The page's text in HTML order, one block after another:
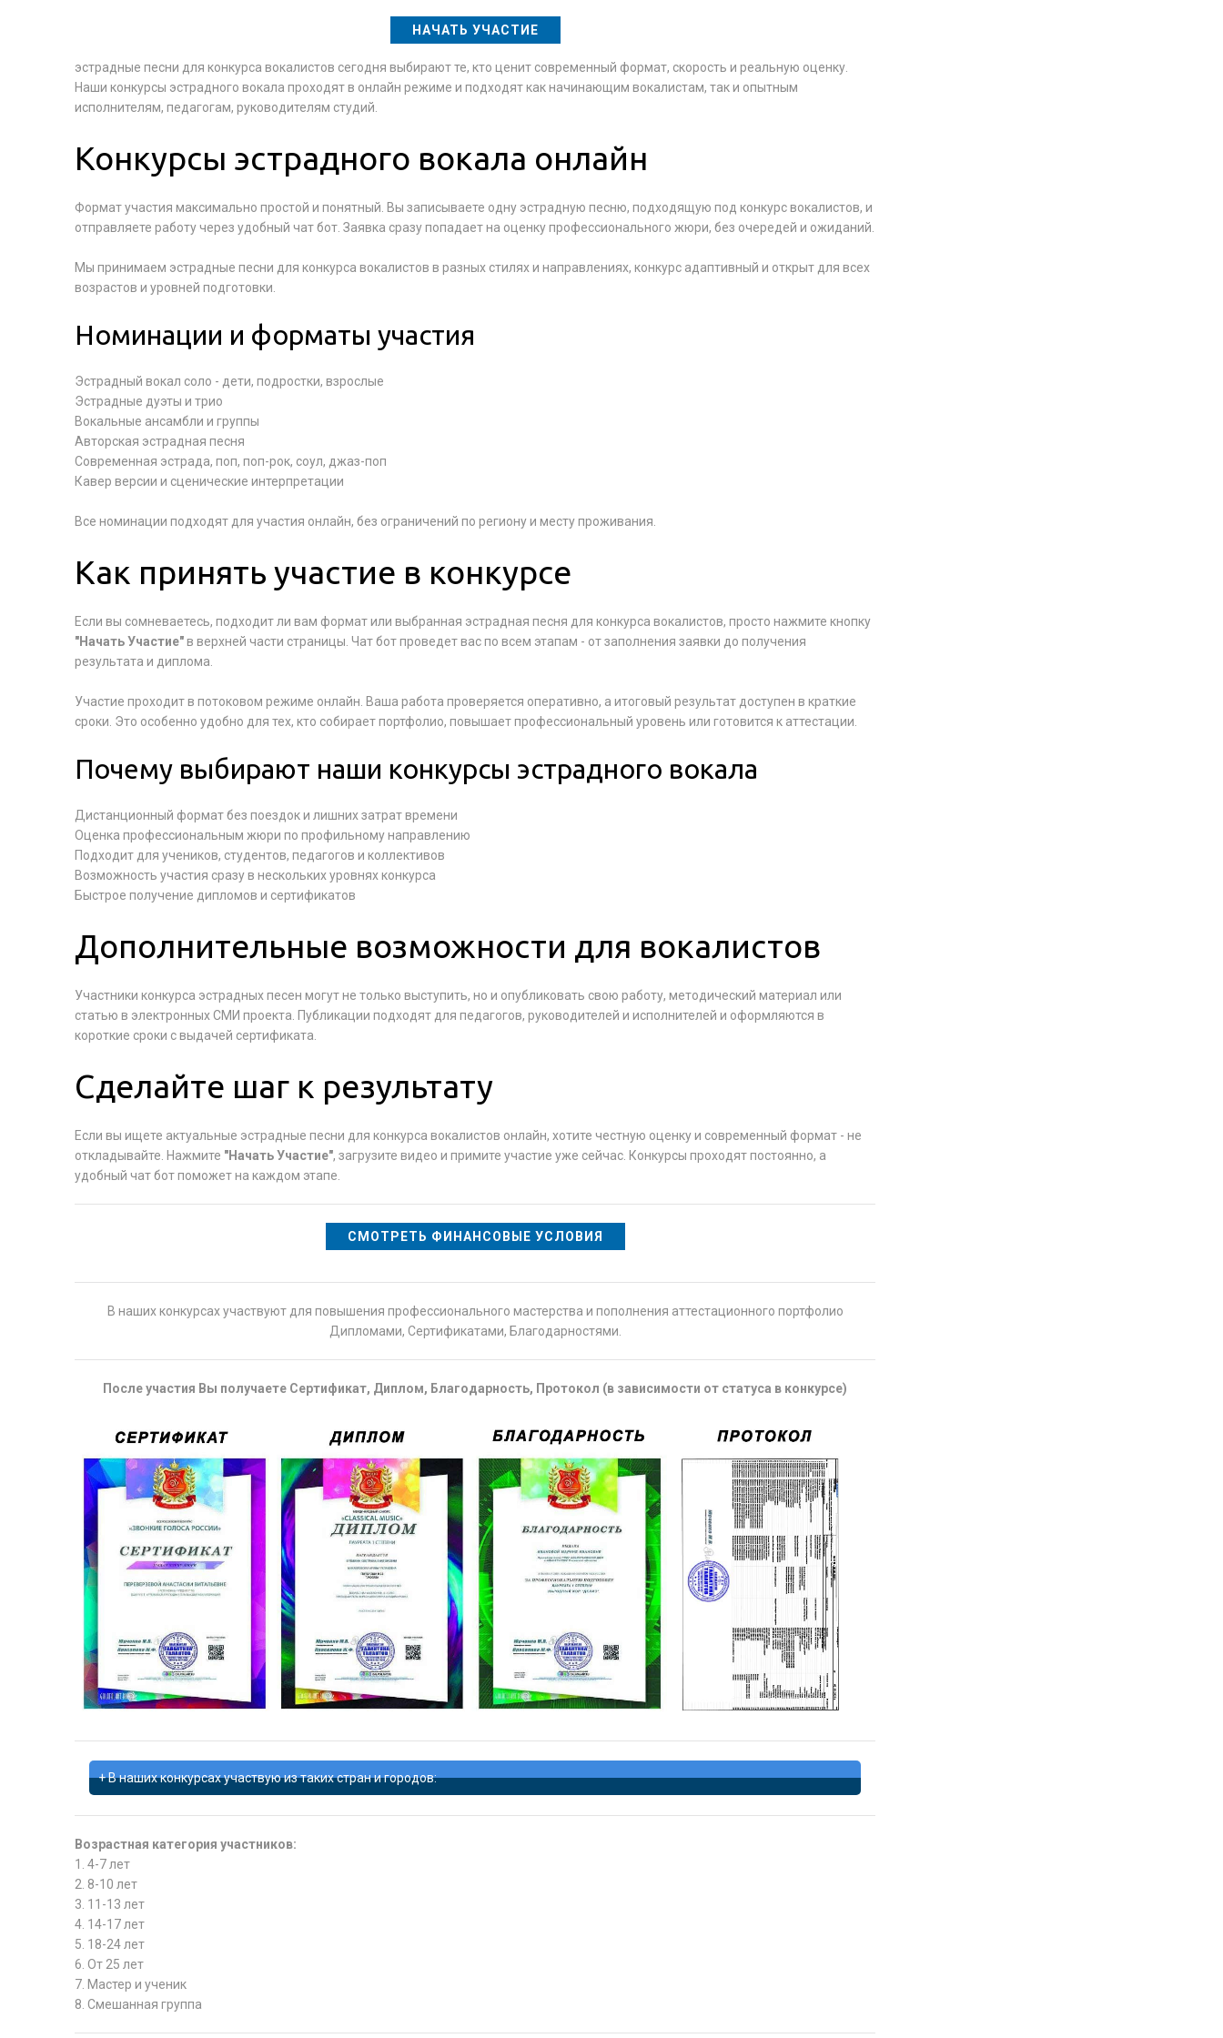
НАЧАТЬ УЧАСТИЕ
эстрадные песни для конкурса вокалистов сегодня выбирают те, кто ценит современный формат, скорость и реальную оценку.
Наши конкурсы эстрадного вокала проходят в онлайн режиме и подходят как начинающим вокалистам, так и опытным
исполнителям, педагогам, руководителям студий.
Конкурсы эстрадного вокала онлайн
Формат участия максимально простой и понятный. Вы записываете одну эстрадную песню, подходящую под конкурс вокалистов, и
отправляете работу через удобный чат бот. Заявка сразу попадает на оценку профессионального жюри, без очередей и ожиданий.
Мы принимаем эстрадные песни для конкурса вокалистов в разных стилях и направлениях, конкурс адаптивный и открыт для всех
возрастов и уровней подготовки.
Номинации и форматы участия
Эстрадный вокал соло - дети, подростки, взрослые
Эстрадные дуэты и трио
Вокальные ансамбли и группы
Авторская эстрадная песня
Современная эстрада, поп, поп-рок, соул, джаз-поп
Кавер версии и сценические интерпретации
Все номинации подходят для участия онлайн, без ограничений по региону и месту проживания.
Как принять участие в конкурсе
Если вы сомневаетесь, подходит ли вам формат или выбранная эстрадная песня для конкурса вокалистов, просто нажмите кнопку
"Начать Участие"в верхней части страницы. Чат бот проведет вас по всем этапам - от заполнения заявки до получения
результата и диплома.
Участие проходит в потоковом режиме онлайн. Ваша работа проверяется оперативно, а итоговый результат доступен в краткие
сроки. Это особенно удобно для тех, кто собирает портфолио, повышает профессиональный уровень или готовится к аттестации.
Почему выбирают наши конкурсы эстрадного вокала
Дистанционный формат без поездок и лишних затрат времени
Оценка профессиональным жюри по профильному направлению
Подходит для учеников, студентов, педагогов и коллективов
Возможность участия сразу в нескольких уровнях конкурса
Быстрое получение дипломов и сертификатов
Дополнительные возможности для вокалистов
Участники конкурса эстрадных песен могут не только выступить, но и опубликовать свою работу, методический материал или
статью в электронных СМИ проекта. Публикации подходят для педагогов, руководителей и исполнителей и оформляются в
короткие сроки с выдачей сертификата.
Сделайте шаг к результату
Если вы ищете актуальные эстрадные песни для конкурса вокалистов онлайн, хотите честную оценку и современный формат - не
откладывайте. Нажмите "Начать Участие", загрузите видео и примите участие уже сейчас. Конкурсы проходят постоянно, а
удобный чат бот поможет на каждом этапе.
СМОТРЕТЬ ФИНАНСОВЫЕ УСЛОВИЯ
В наших конкурсах участвуют для повышения профессионального мастерства и пополнения аттестационного портфолио
Дипломами, Сертификатами, Благодарностями.
После участия Вы получаете Сертификат, Диплом, Благодарность, Протокол (в зависимости от статуса в конкурсе)
В наших конкурсах участвую из таких стран и городов:
Возрастная категория участников:
1. 4-7 лет
2. 8-10 лет
3. 11-13 лет
4. 14-17 лет
5. 18-24 лет
6. От 25 лет
7. Мастер и ученик
8. Смешанная группа